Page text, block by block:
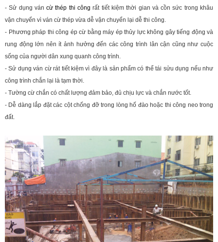
- Sử dụng ván cừ thép thi công rất tiết kiệm thời gian và cồn sức trong khâu
vận chuyển vì ván cừ thép vừa dễ vận chuyển lại dễ thi công.
- Phương pháp thi công ép cừ bằng máy ép thủy lực không gây tiếng động và
rung động lớn nên ít ảnh hưởng đến các công trình lân cận cũng như cuộc
sống của người dân xung quanh công trình.
- Sử dụng ván cừ rát tiết kiệm vì đây là sản phẩm có thể tái sửu dụng nếu như
công trình chắn lại là tạm thời.
- Tường cừ chắn có chất lượng đảm bảo, đủ chịu lực và chắn nước tốt.
- Dễ dàng lắp đặt các cột chống đỡ trong lòng hố đào hoặc thi công neo trong
đất.